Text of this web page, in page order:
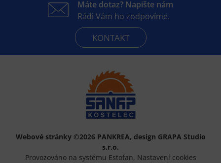
Máte dotaz? Napište nám
Rádi Vám ho zodpovíme.
KONTAKT
Webové stránky ©2026 PANKREA, design GRAPA Studio
s.r.o.
Provozováno na systému Estofan, Nastavení cookies